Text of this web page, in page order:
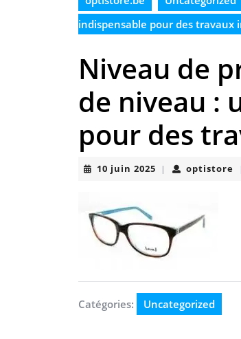
indispensable pour des travaux
Niveau de
de niveau :
pour des
10 juin 2025 10| optistore
Catégories: Uncategorized